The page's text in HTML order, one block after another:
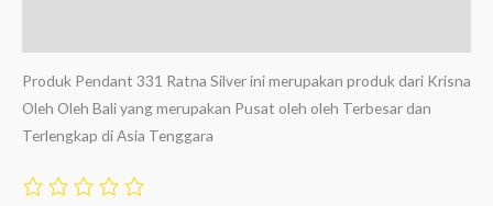
Produk Pendant 331 Ratna Silver ini merupakan produk dari Krisna
Oleh Oleh Bali yang merupakan Pusat oleh oleh Terbesar dan
Terlengkap di Asia Tenggara